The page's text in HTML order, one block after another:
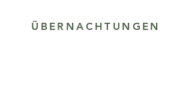
ÜBERNACHTUNGEN